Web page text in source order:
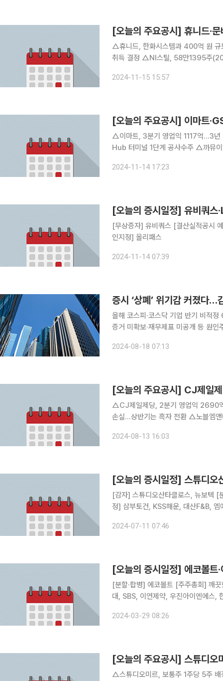
[오늘의 주요공시] 휴니드·
△휴니드, 한화시스템과 400억 원 규모 공급계약 △문배철강, 93만233
취득 결정 △NI스틸, 58만1395주(20억 원) 규모 자사주 취득 결정 △아세아시멘트, 50억원 규모
신축공사 체결 △대웅제약, 6600억
2024-11-15 15:57
[오늘의 주요공시] 이마트
△이마트, 3분기 영업익 1117억…3
Hub 터미널 1단계 공사수주 △까뮤
험, 3분기 누적 순이익 1조5780억…
2024-11-14 17:23
[오늘의 증시일정] 유비쿼스
[무상증자] 유비쿼스 [결산실적공시
인지정] 올리패스
2024-11-14 07:39
증시 ‘상폐’ 위기감 커졌다…
올해 코스피·코스닥 기업 반기 비적
증거 미확보·재무제표 미공개 등 원인주
상장 폐지 위기감이 고조되고 있다. 2
2024-08-18 07:13
[오늘의 주요공시] CJ제일제
△CJ제일제당, 2분기 영업익 2690억 원…전년비
손실…상반기는 흑자 전환 △노블엠앤비, 반기 검토의견 의견거절 △IHQ, 반기 검토의견 의견거절
규 사명 '피노' 확정 △코세스,
2024-08-13 16:03
[오늘의 증시일정] 스튜디오
[감자] 스튜디오산타클로스, 뉴보텍 [분할·합병] 퀀텀온 [주주총회] 노블엠앤비 [불성실공시법인지
정] 삼부토건, KSS해운, 대산F&B, 엠
2024-07-11 07:46
[오늘의 증시일정] 에코볼트
[분할·합병] 에코볼트 [주주총회] 깨끗한나라, 이화산업, 한국주철관공업, HD한국조선해양, HD현
대, SBS, 이연제약, 우진아이엔에스,
코오롱플라스틱, 윌비스, 삼화페인트
2024-03-29 08:26
[오늘의 주요공시] 스튜디오
△스튜디오미르, 보통주 1주당 5주 배정 무상증자 결정 △비유테